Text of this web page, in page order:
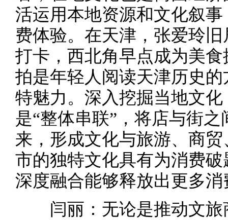
活运用本地资源和文化叙
费体验。在天津，张爱玲
打卡，西北角早点成为美
拍是年轻人阅读天津历史
特魅力。深入挖掘当地文
是“整体串联”，将店与街
来，形成文化与旅游、商
市的独特文化具有为消费
深度融合能够释放出更多消
闫丽：无论是推动文旅